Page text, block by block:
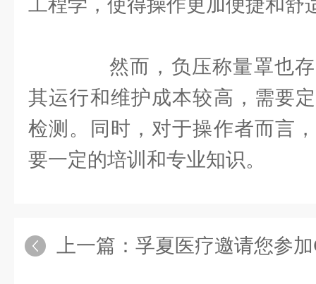
工程学，使得操作更加便捷和舒
然而，负压称量罩也存
其运行和维护成本较高，需要
检测。同时，对于操作者而言
要一定的培训和专业知识。
上一篇： 孚夏医疗邀请您参加CMEF（